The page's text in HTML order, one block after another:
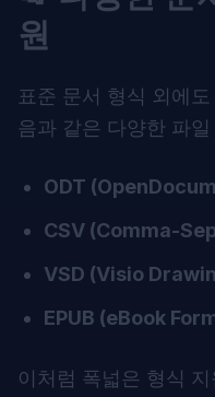
원
표준 문서 형식 외에
음과 같은 다양한 파
ODT
CSV (Comma-
VSD (Visio
EPUB (eBook
이처럼 폭넓은 형식